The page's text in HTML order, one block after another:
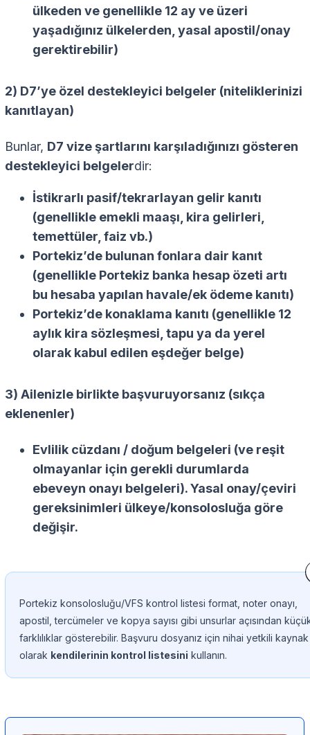
ülkeden ve genellikle 12 ay ve üzeri
yaşadığınız ülkelerden, yasal apostil/onay
gerektirebilir)
2) D7’ye özel destekleyici belgeler (niteliklerinizi
kanıtlayan)
Bunlar, D7 vize şartlarını karşıladığınızı gösteren
destekleyici belgelerdir:
İstikrarlı pasif/tekrarlayan gelir kanıtı
(genellikle emekli maaşı, kira gelirleri,
temettüler, faiz vb.)
Portekiz’de bulunan fonlara dair kanıt
(genellikle Portekiz banka hesap özeti artı
bu hesaba yapılan havale/ek ödeme kanıtı)
Portekiz’de konaklama kanıtı (genellikle 12
aylık kira sözleşmesi, tapu ya da yerel
olarak kabul edilen eşdeğer belge)
3) Ailenizle birlikte başvuruyorsanız (sıkça
eklenenler)
Evlilik cüzdanı / doğum belgeleri (ve reşit
olmayanlar için gerekli durumlarda
ebeveyn onayı belgeleri). Yasal onay/çeviri
gereksinimleri ülkeye/konsolosluğa göre
değişir.
Portekiz konsolosluğu/VFS kontrol listesi format, noter onayı,
apostil, tercümeler ve kopya sayısı gibi unsurlar açısından
farklılıklar gösterebilir. Başvuru dosyanız için nihai yetkili kaynak
olarak kendilerinin kontrol listesini kullanın.